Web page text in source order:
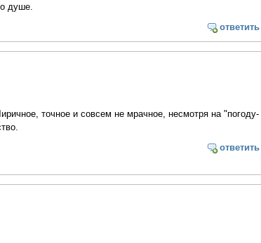
душе.
ответить
точное и совсем не мрачное, несмотря на "погоду-
ответить